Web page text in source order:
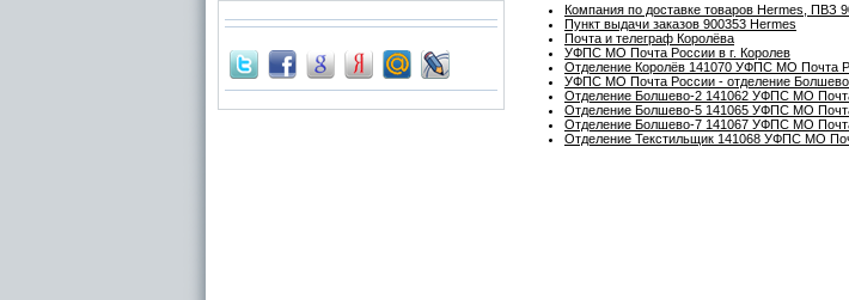
Компания по доставке товаров Hermes, ПВЗ
Пункт выдачи заказов 900353 Hermes
Почта и телеграф Королёва
УФПС МО Почта России в г. Королев
Отделение Королёв 141070 УФПС МО Почта
УФПС МО Почта России - отделение Болшево
Отделение Болшево-2 141062 УФПС МО
Отделение Болшево-5 141065 УФПС МО
Отделение Болшево-7 141067 УФПС МО
Отделение Текстильщик 141068 УФПС МО